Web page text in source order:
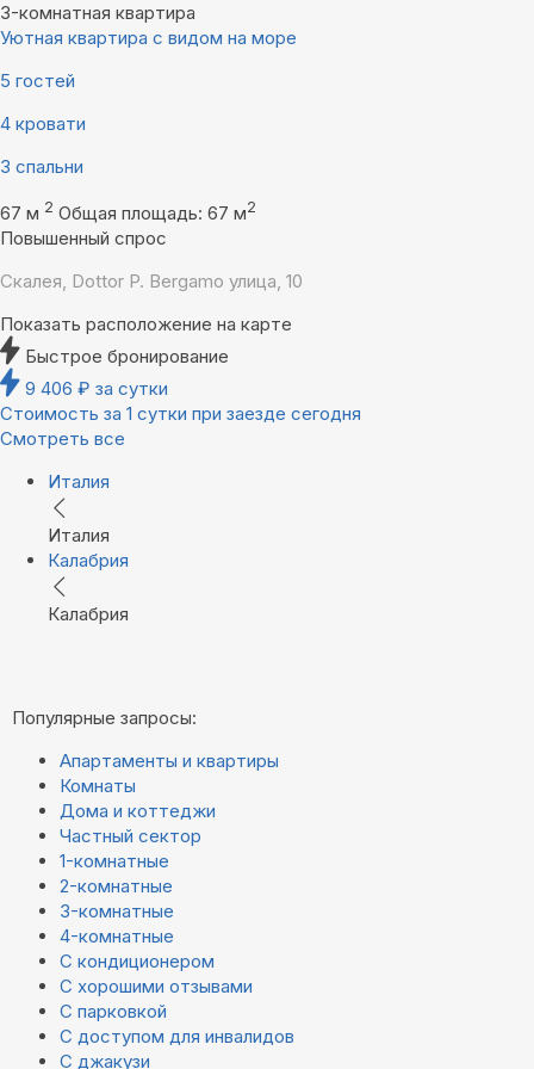
3-комнатная квартира
Уютная квартира с видом на море
5 гостей
4 кровати
3 спальни
67 м 2 Общая площадь: 67 м2
Повышенный спрос
Скалея, Dottor P. Bergamo улица, 10
Показать расположение на карте
Быстрое бронирование
9 406 ₽ за сутки
Стоимость за 1 сутки при заезде сегодня
Смотреть все
Италия
Италия
Калабрия
Калабрия
Популярные запросы:
Апартаменты и квартиры
Комнаты
Дома и коттеджи
Частный сектор
1-комнатные
2-комнатные
3-комнатные
4-комнатные
С кондиционером
С хорошими отзывами
С парковкой
С доступом для инвалидов
С джакузи